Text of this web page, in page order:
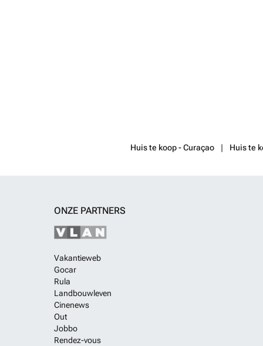
Huis te koop - Curaçao Huis te
ONZE PARTNERS
Vakantieweb
Gocar
Rula
Landbouwleven
Cinenews
Out
Jobbo
Rendez-vous